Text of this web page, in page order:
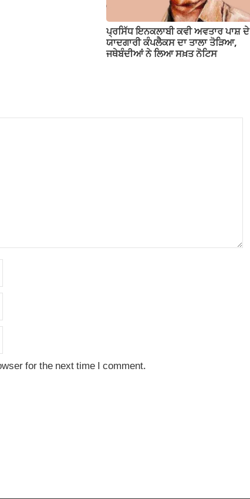
ਪ੍ਰਸਿੱਧ ਇਨਕਲਾਬੀ ਕਵੀ ਅਵਤਾਰ ਪਾਸ਼ ਦੇ
ਯਾਦਗਾਰੀ ਕੰਪਲੈਕਸ ਦਾ ਤਾਲਾ ਤੋੜਿਆ,
ਜਥੇਬੰਦੀਆਂ ਨੇ ਲਿਆ ਸਖ਼ਤ ਨੋਟਿਸ
for the next time I comment.